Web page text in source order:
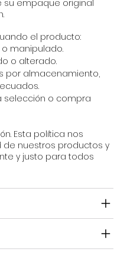
su empaque original
el producto:
manipulado.
o alterado.
por almacenamiento,
selección o compra
Esta política nos
nuestros productos y
y justo para todos